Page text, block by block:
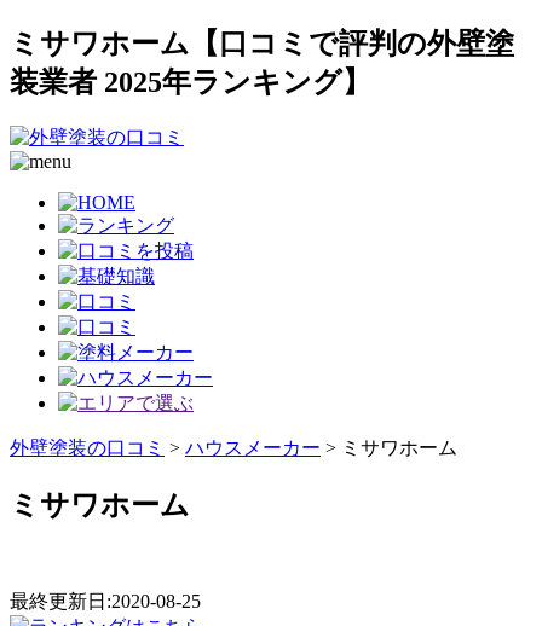
ミサワホーム【口コミで評判の外壁塗
装業者 2025年ランキング】
外壁塗装の口コミ > ハウスメーカー > ミサワホーム
ミサワホーム
最終更新日:2020-08-25